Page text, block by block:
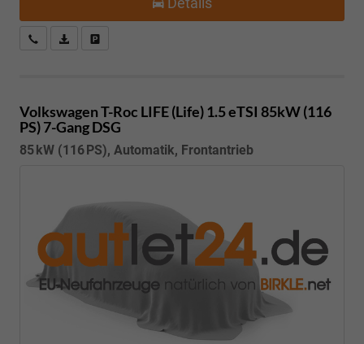
Kostenloser Rückruf-Service
PDF-Datei, Fahrzeugexposé drucken
Volkswagen T-Roc LIFE (Life) 1.5 eTSI 85kW (116
PS) 7-Gang DSG
85 kW (116 PS), Automatik, Frontantrieb